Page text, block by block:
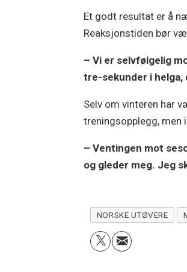
Et godt resultat er å
Reaksjonstiden bør
– Vi er selvfølgelig
tre-sekunder i helga,
Selv om vinteren har
treningsopplegg, men
– Ventingen mot
og gleder meg. Jeg
NORSKE UTØVERE